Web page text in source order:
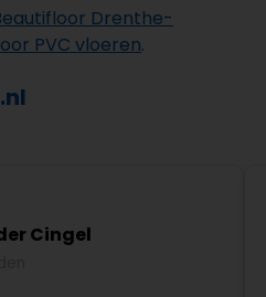
Drenthe-
PVC vloeren.
Cingel